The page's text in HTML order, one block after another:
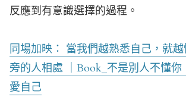
反應到有意識選擇的過程。
同場加映： 當我們越熟悉自己，就
旁的人相處 ｜Book_不是別人不懂
愛自己